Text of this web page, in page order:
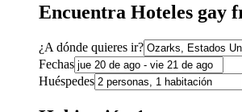
Encuentra Hoteles gay
¿A dónde quieres ir?
Fechas
Huéspedes